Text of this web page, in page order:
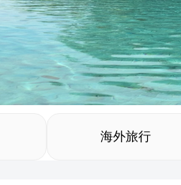
海外旅行